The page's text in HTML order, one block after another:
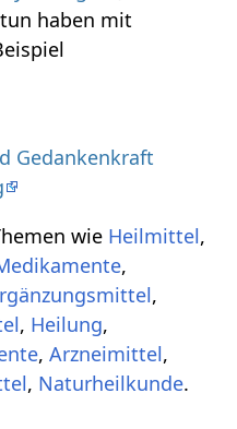
haben mit
Gedankenkraft
wie Heilmittel,
,
,
, Heilung,
,Arzneimittel,
, Naturheilkunde.